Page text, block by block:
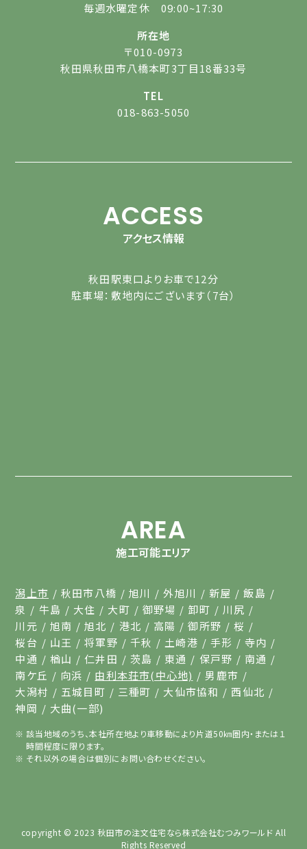
毎週水曜定休 09:00~17:30
所在地
〒010-0973
秋田県秋田市八橋本町3丁目18番33号
TEL
018-863-5050
ACCESS
アクセス情報
秋田駅東口よりお車で12分
駐車場：敷地内にございます（7台）
AREA
施工可能エリア
潟上市 秋田市八橋 旭川 外旭川 新屋
飯島
泉
牛島 大住 大町 御野場 卸町
川尻
川元
旭南 旭北 港北 高陽 御所野
桜
桜台
山王 将軍野 千秋 土崎港 手形
寺内
中通
楢山 仁井田 茨島 東通 保戸野
南通
南ケ丘
向浜 由利本荘市(中心地)
男鹿市
大潟村
五城目町 三種町 大仙市協和
西仙北
神岡
大曲(一部)
該当地域のうち、本社所在地より車移動により片道50㎞圏内・または１
時間程度に限ります。
それ以外の場合は個別にお問い合わせください。
copyright © 2023 秋田市の注文住宅なら株式会社むつみワールド All
Rights Reserved